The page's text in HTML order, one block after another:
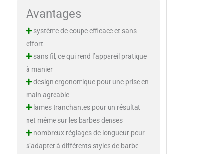
Avantages
système de coupe efficace et sans
effort
sans fil, ce qui rend l’appareil pratique
à manier
design ergonomique pour une prise en
main agréable
lames tranchantes pour un résultat
net même sur les barbes denses
nombreux réglages de longueur pour
s’adapter à différents styles de barbe